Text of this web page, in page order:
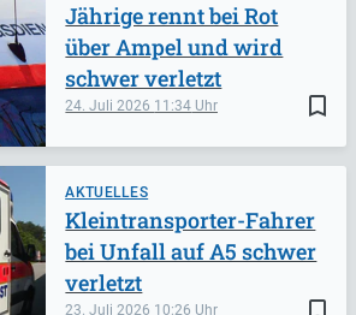
bookmark_border
24. Juli 2026 11:34
Jährige rennt bei Rot
über Ampel und wird
schwer verletzt
AKTUELLES
23. Juli 2026 10:26
Kleintransporter-Fahrer
bei Unfall auf A5 schwer
verletzt